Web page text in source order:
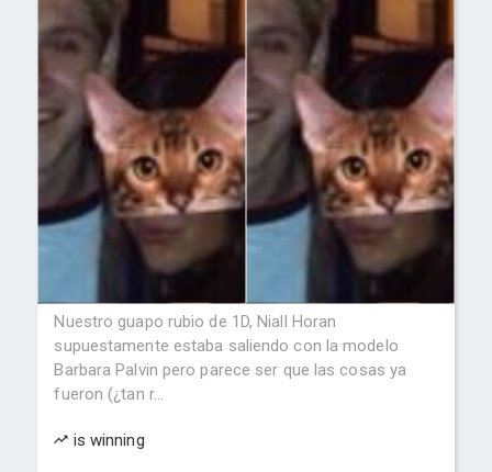
Nuestro guapo rubio de 1D, Niall Horan
supuestamente estaba saliendo con la modelo
Barbara Palvin pero parece ser que las cosas ya
fueron (¿tan r...
is winning